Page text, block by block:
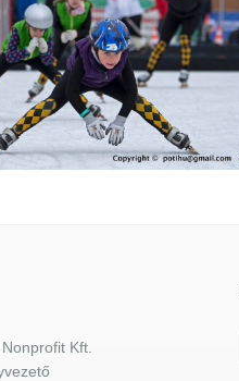
Kft.